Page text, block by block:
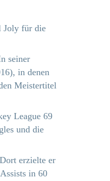
Joly für die
seiner
in denen
Meistertitel
League 69
und die
erzielte er
in 60